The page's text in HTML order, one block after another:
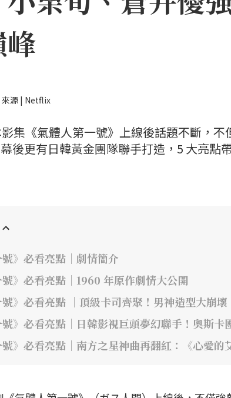
來源 | Netflix
集《氣體人第一號》上線後話題不斷，
後更有日韓黃金團隊聯手打造，5 大亮點
號》必看亮點｜劇情簡介
號》必看亮點｜1960 年原作劇情大公開
號》必看亮點 ｜頂級卡司齊聚！男神造型大崩
號》必看亮點｜日韓影視巨頭夢幻聯手！奧斯卡
號》必看亮點｜南方之星神曲再翻紅：《心愛的